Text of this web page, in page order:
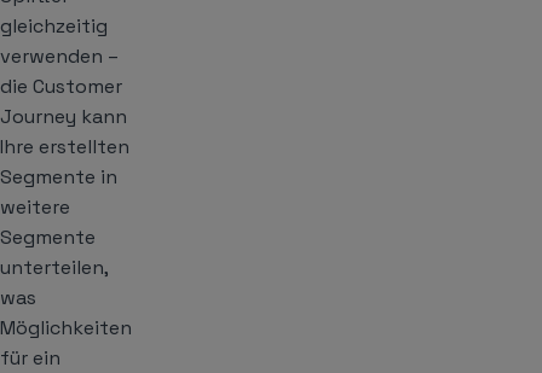
gleichzeitig
verwenden –
die Customer
Journey kann
Ihre erstellten
Segmente in
weitere
Segmente
unterteilen,
was
Möglichkeiten
für ein